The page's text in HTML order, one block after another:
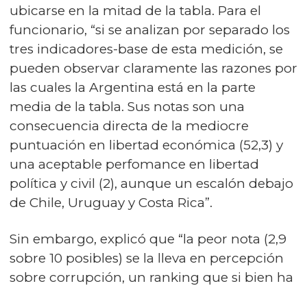
ubicarse en la mitad de la tabla. Para el
funcionario, “si se analizan por separado los
tres indicadores-base de esta medición, se
pueden observar claramente las razones por
las cuales la Argentina está en la parte
media de la tabla. Sus notas son una
consecuencia directa de la mediocre
puntuación en libertad económica (52,3) y
una aceptable perfomance en libertad
política y civil (2), aunque un escalón debajo
de Chile, Uruguay y Costa Rica”.
Sin embargo, explicó que “la peor nota (2,9
sobre 10 posibles) se la lleva en percepción
sobre corrupción, un ranking que si bien ha